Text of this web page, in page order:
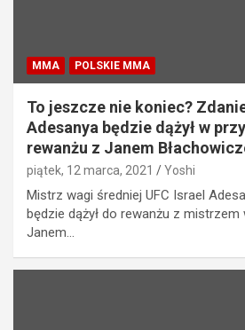
MMA POLSKIE MMA
To jeszcze nie koniec?
Adesanya będzie dążył w
rewanżu z Janem
piątek, 12 marca, 2021 Yoshi
Mistrz wagi średniej UFC Israel
będzie dążył do rewanżu z mistrzem
Janem…